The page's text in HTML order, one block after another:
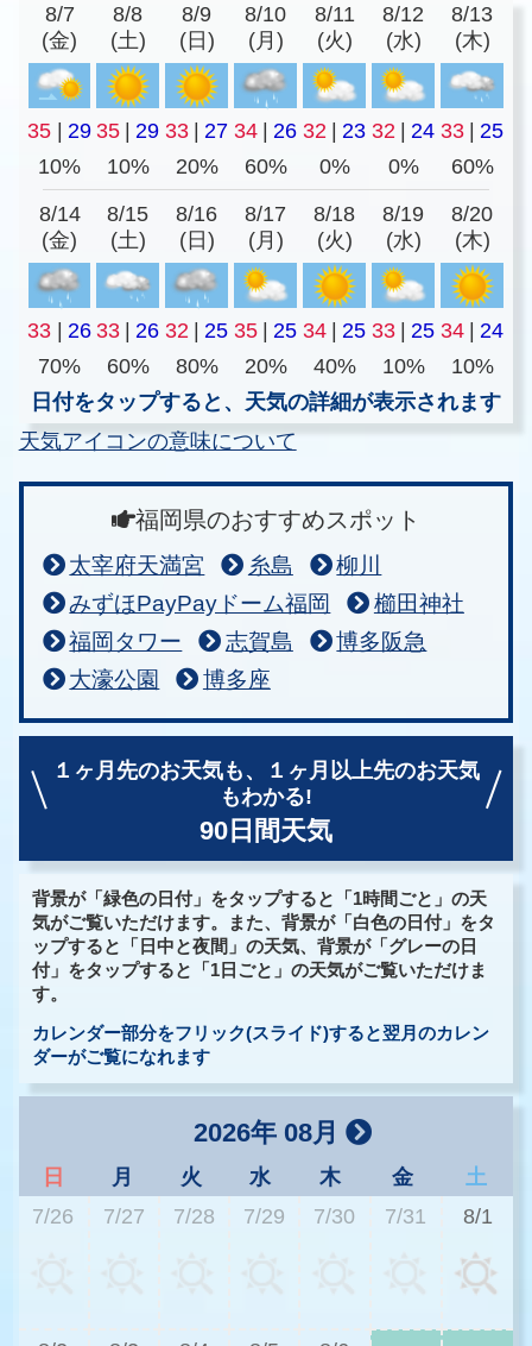
8/7
(金)
8/8
(土)
8/9
(日)
8/10
(月)
8/11
(火)
8/12
(水)
8/13
(木)
35 | 29 35 | 29 33 | 27 34 | 26 32 | 23 32 | 24 33 | 25
10%
10% 20% 60% 0% 0% 60%
8/14
(金)
8/15
(土)
8/16
(日)
8/17
(月)
8/18
(火)
8/19
(水)
8/20
(木)
33 | 26 33 | 26 32 | 25 35 | 25 34 | 25 33 | 25 34 | 24
70%
60% 80% 20% 40% 10%
10%
日付をタップすると、天気の詳細が表示されます
天気アイコンの意味について
福岡県のおすすめスポット
太宰府天満宮 糸島
柳川
みずほPayPayドーム福岡
櫛田神社
福岡タワー
志賀島
博多阪急
大濠公園
博多座
１ヶ月先のお天気も、
１ヶ月以上先のお天気
もわかる!
90日間天気
背景が「緑色の日付」をタップすると「1時間ごと」の天
気がご覧いただけます。また、背景が「白色の日付」をタ
ップすると「日中と夜間」の天気、背景が「グレーの日
付」をタップすると「1日ごと」の天気がご覧いただけま
す。
カレンダー部分をフリック(スライド)すると翌月のカレン
ダーがご覧になれます
2026年 08月
日 月 火 水 木 金
土
7/26
7/27 7/28 7/29 7/30 7/31 8/1